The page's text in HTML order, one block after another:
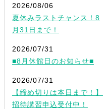
2026/08/06
夏休みラストチャンス！8
月31日まで！
2026/07/31
■8月休館日のお知らせ■
2026/07/31
【締め切りは本日まで！】
招待講習申込受付中！